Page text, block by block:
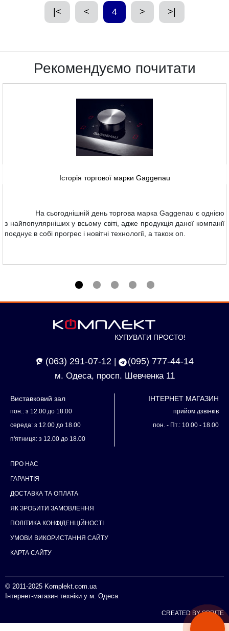
|< < 4 > >|
Рекомендуємо почитати
Історія торгової марки Gaggenau
На сьогоднішній день торгова марка Gaggenau є однією
з найпопулярніших у всьому світі, адже продукція даної компанії
поєднує в собі прогрес і новітні технології, а також оп.
КУПУВАТИ ПРОСТО!
(063) 291-07-12 (095) 777-44-14
м. Одеса, просп. Шевченка 11
Виставковий зал
пон.: з 12.00 до 18.00
середа: з 12.00 до 18.00
п'ятниця: з 12.00 до 18.00
ІНТЕРНЕТ МАГАЗИН
прийом дзвінків
пон. - Пт.: 10.00 - 18.00
ПРО НАС
ГАРАНТІЯ
ДОСТАВКА ТА ОПЛАТА
ЯК ЗРОБИТИ ЗАМОВЛЕННЯ
ПОЛІТИКА КОНФІДЕНЦІЙНОСТІ
УМОВИ ВИКОРИСТАННЯ САЙТУ
КАРТА САЙТУ
© 2011-2025 Komplekt.com.ua
Інтернет-магазин техніки у м. Одеса
CREATED BY SPRITE